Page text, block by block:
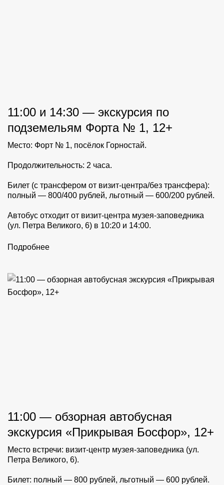
11:00 и 14:30 — экскурсия по
подземельям Форта № 1, 12+
Место: Форт № 1, посёлок Горностай.
Продолжительность: 2 часа.
Билет (с трансфером от визит-центра/без трансфера):
полный — 800/400 рублей, льготный — 600/200 рублей.
Автобус отходит от визит-центра музея-заповедника
(ул. Петра Великого, 6) в 10:20 и 14:00.
Подробнее
11:00 — обзорная автобусная
экскурсия «Прикрывая Босфор», 12+
Место встречи: визит-центр музея-заповедника (ул.
Петра Великого, 6).
Билет: полный — 800 рублей, льготный — 600 рублей.